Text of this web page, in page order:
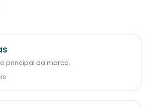
principal da marca.